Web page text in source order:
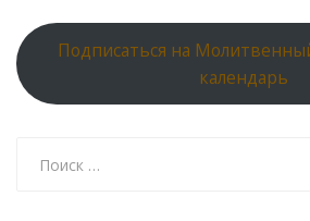
Подписаться на
календарь